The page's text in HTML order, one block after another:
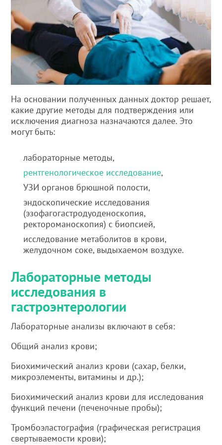
На основании полученных данных доктор решает,
какие другие методы для подтверждения или
исключения диагноза назначаются далее. Это
могут быть:
лабораторные методы,
рентгенологическое исследование,
УЗИ органов брюшной полости,
эндоскопические исследования
(эзофагогастродуоденоскопия,
ректороманоскопия) с биопсией,
исследование метаболитов в крови,
желудочном соке, выдыхаемом воздухе.
Лабораторные методы
исследования в
гастроэнтерологии
Лабораторные анализы включают в себя:
Общий анализ крови;
Биохимический анализ крови (сахар, белки,
микроэлементы, витамины и др.);
Биохимический анализ крови для исследования
функций печени (печеночные пробы);
Тромбоэластография (графическая регистрация
свертываемости крови);